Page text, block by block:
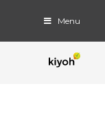
Menu